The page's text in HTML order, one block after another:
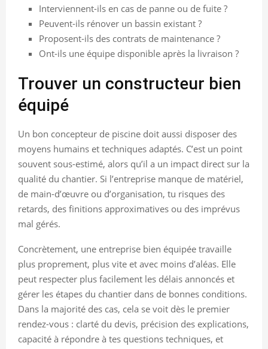
Interviennent-ils en cas de panne ou de fuite ?
Peuvent-ils rénover un bassin existant ?
Proposent-ils des contrats de maintenance ?
Ont-ils une équipe disponible après la livraison ?
Trouver un constructeur bien
équipé
Un bon concepteur de piscine doit aussi disposer des
moyens humains et techniques adaptés. C’est un point
souvent sous-estimé, alors qu’il a un impact direct sur la
qualité du chantier. Si l’entreprise manque de matériel,
de main-d’œuvre ou d’organisation, tu risques des
retards, des finitions approximatives ou des imprévus
mal gérés.
Concrètement, une entreprise bien équipée travaille
plus proprement, plus vite et avec moins d’aléas. Elle
peut respecter plus facilement les délais annoncés et
gérer les étapes du chantier dans de bonnes conditions.
Dans la majorité des cas, cela se voit dès le premier
rendez-vous : clarté du devis, précision des explications,
capacité à répondre à tes questions techniques, et